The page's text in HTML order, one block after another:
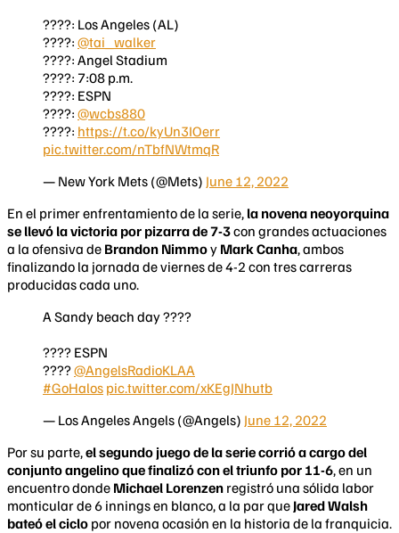
????: Los Angeles (AL)
????: @tai_walker
????: Angel Stadium
????: 7:08 p.m.
????: ESPN
????: @wcbs880
????: https://t.co/kyUn3IOerr
pic.twitter.com/nTbfNWtmqR
— New York Mets (@Mets) June 12, 2022
En el primer enfrentamiento de la serie, la novena neoyorquina
se llevó la victoria por pizarra de 7-3con grandes actuaciones
a la ofensiva de Brandon Nimmoy Mark Canha, ambos
finalizando la jornada de viernes de 4-2 con tres carreras
producidas cada uno.
A Sandy beach day ????
???? ESPN
????@AngelsRadioKLAA
#GoHalos pic.twitter.com/xKEgJNhutb
— Los Angeles Angels (@Angels) June 12, 2022
Por su parte,el segundo juego de la serie corrió a cargo del
conjunto angelino que finalizó con el triunfo por 11-6, en un
encuentro donde Michael Lorenzen registró una sólida labor
monticular de 6 innings en blanco, a la par que Jared Walsh
bateó el ciclo por novena ocasión en la historia de la franquicia.